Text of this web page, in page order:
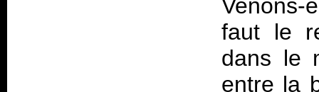
Venons-
faut le
dans le
entre la